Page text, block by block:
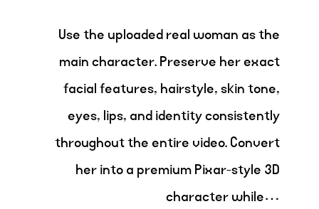
Use the uploaded real woman as the
main character. Preserve her exact
facial features, hairstyle, skin tone,
eyes, lips, and identity consistently
throughout the entire video. Convert
her into a premium Pixar-style 3D
character while…